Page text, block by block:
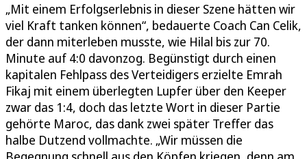
„Mit einem Erfolgserlebnis in dieser Szene hätten wir
viel Kraft tanken können“, bedauerte Coach Can Celik,
der dann miterleben musste, wie Hilal bis zur 70.
Minute auf 4:0 davonzog. Begünstigt durch einen
kapitalen Fehlpass des Verteidigers erzielte Emrah
Fikaj mit einem überlegten Lupfer über den Keeper
zwar das 1:4, doch das letzte Wort in dieser Partie
gehörte Maroc, das dank zwei später Treffer das
halbe Dutzend vollmachte. „Wir müssen die